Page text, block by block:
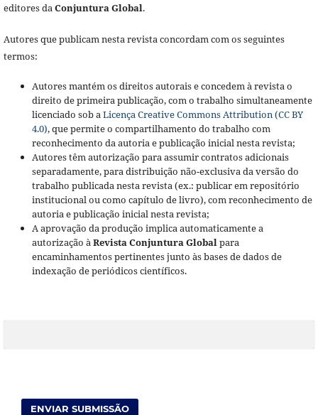
editores da Conjuntura Global.
Autores que publicam nesta revista concordam com os seguintes
termos:
Autores mantém os direitos autorais e concedem à revista o
direito de primeira publicação, com o trabalho simultaneamente
licenciado sob a Licença Creative Commons Attribution (CC BY
4.0), que permite o compartilhamento do trabalho com
reconhecimento da autoria e publicação inicial nesta revista;
Autores têm autorização para assumir contratos adicionais
separadamente, para distribuição não-exclusiva da versão do
trabalho publicada nesta revista (ex.: publicar em repositório
institucional ou como capítulo de livro), com reconhecimento de
autoria e publicação inicial nesta revista;
A aprovação da produção implica automaticamente a
autorização à Revista Conjuntura Global para
encaminhamentos pertinentes junto às bases de dados de
indexação de periódicos científicos.
ENVIAR SUBMISSÃO